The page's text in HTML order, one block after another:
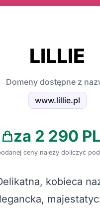
LILLIE
Domeny dostępne z
www.lillie.pl
za 2 290
ceny należy doliczyć
kobieca